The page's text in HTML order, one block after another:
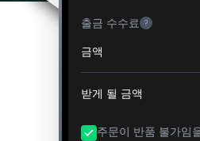
출금 수수료 ?
금액
받게 될 금액
주문이 반품 불가임